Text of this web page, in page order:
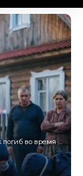
БПЛА в Славянске-на-Кубани